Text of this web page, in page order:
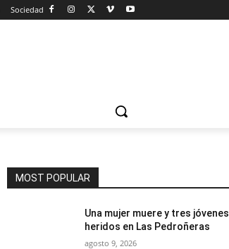
Sociedad
MOST POPULAR
Una mujer muere y tres jóvenes
heridos en Las Pedroñeras
agosto 9, 2026